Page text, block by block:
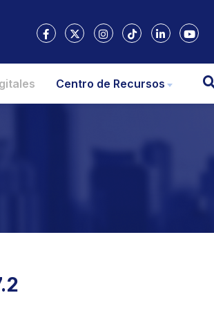
Centro de Recursos